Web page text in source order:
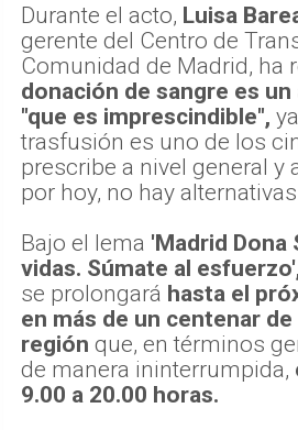
Durante el acto, Luisa
gerente del Centro de
Comunidad de Madrid, ha
donación de sangre es
"que es imprescindible",
trasfusión es uno de los
prescribe a nivel general y
por hoy, no hay
Bajo el lema 'Madrid Dona
vidas. Súmate al
se prolongará hasta el
en más de un centenar
región que, en términos
de manera ininterrumpida,
9.00 a 20.00 horas.